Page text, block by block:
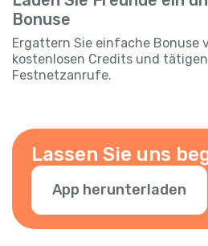
Bonuse
Ergattern Sie einfache Bonuse
kostenlosen Credits und
Festnetzanrufe.
Lassen Sie uns
App herunterladen